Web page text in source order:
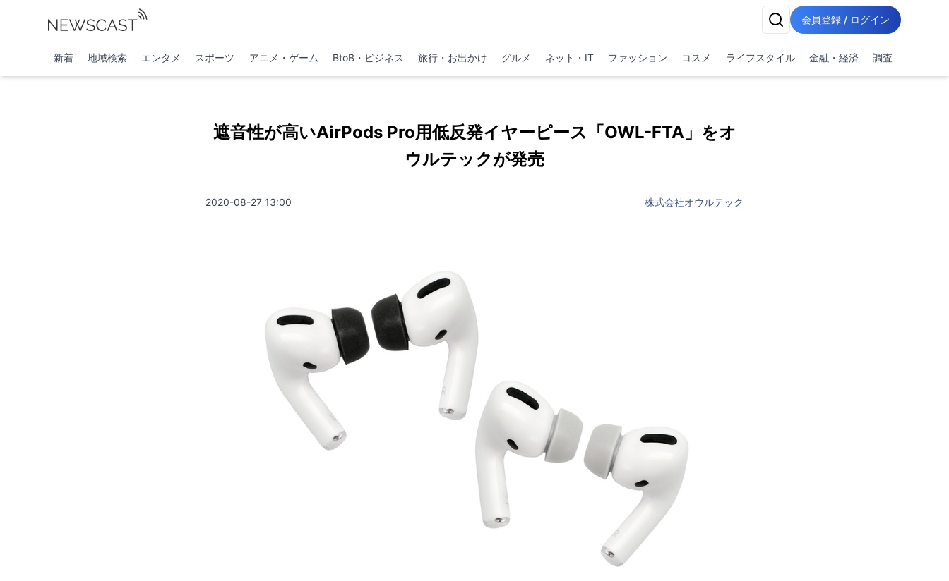
会員登録 / ログイン
新着 地域検索 エンタメ スポーツ アニメ・ゲーム BtoB・ビジネス 旅行・お出かけ グルメ ネット・IT ファッション コスメ ライフスタイル 金融・経済 調査
遮音性が高いAirPods Pro用低反発イヤーピース「OWL-FTA」をオ
ウルテックが発売
2020-08-27 13:00 株式会社オウルテック